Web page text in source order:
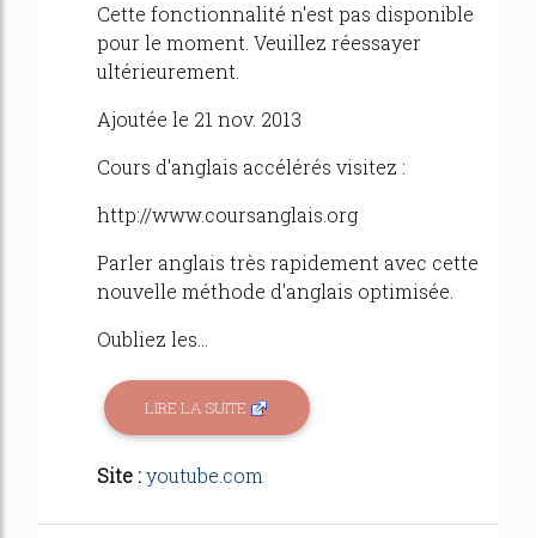
Cette fonctionnalité n'est pas disponible
pour le moment. Veuillez réessayer
ultérieurement.
Ajoutée le 21 nov. 2013
Cours d'anglais accélérés visitez :
http://www.coursanglais.org
Parler anglais très rapidement avec cette
nouvelle méthode d'anglais optimisée.
Oubliez les...
LIRE LA SUITE
Site :youtube.com